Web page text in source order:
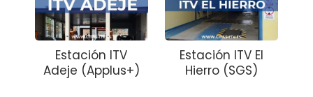
Estación ITV
Adeje (Applus+)
Estación ITV El
Hierro (SGS)